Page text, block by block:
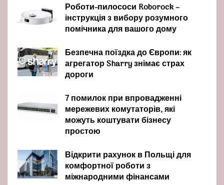
Роботи-пилососи Roborock –
інструкція з вибору розумного
помічника для вашого дому
Безпечна поїздка до Європи: як
агрегатор Sharry знімає страх
дороги
7 помилок при впровадженні
мережевих комутаторів, які
можуть коштувати бізнесу
простою
Відкрити рахунок в Польщі для
комфортної роботи з
міжнародними фінансами